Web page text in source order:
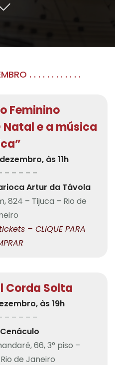
. . . . . . . . . . . .
Feminino
Natal e a música
às 11h
– – – – –
Artur da Távola
824 – Tijuca – Rio de
– CLIQUE PARA
Corda Solta
às 19h
– – – – –
66, 3° piso –
de Janeiro